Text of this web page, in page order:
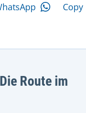
Route im